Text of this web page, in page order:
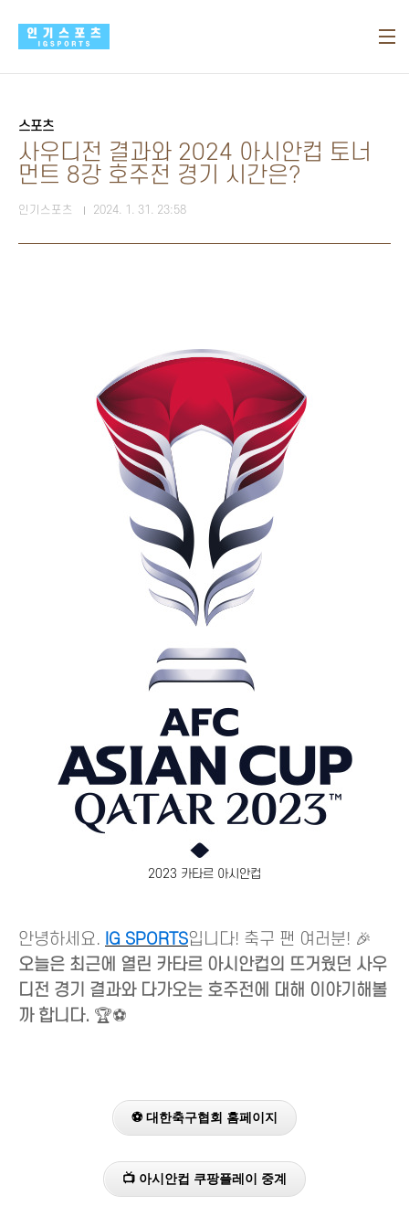
스포츠
사우디전 결과와 2024 아시안컵 토너
먼트 8강 호주전 경기 시간은?
인기스포츠 2024. 1. 31. 23:58
2023 카타르 아시안컵
안녕하세요. IG SPORTS입니다! 축구 팬 여러분! 🎉
오늘은 최근에 열린 카타르 아시안컵의 뜨거웠던 사우
디전 경기 결과와 다가오는 호주전에 대해 이야기해볼
까 합니다. 🏆⚽
⚽ 대한축구협회 홈페이지
📺 아시안컵 쿠팡플레이 중계